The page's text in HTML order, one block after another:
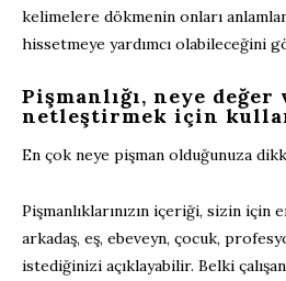
kelimelere dökmenin onları
hissetmeye yardımcı olabileceğini
Pişmanlığı, neye
netleştirmek için
En çok neye pişman olduğunuza
Pişmanlıklarınızın içeriği, sizin için
arkadaş, eş, ebeveyn, çocuk,
istediğinizi açıklayabilir. Belki